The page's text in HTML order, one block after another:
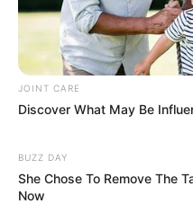
ดูดวงรายเดือน
รักษ์เลขเด็ด เช็ก
ครึ่งเดือนแรกใคร
JOINT CARE
Discover What May Be
BUZZ DAY
She Chose To Remove The
Now